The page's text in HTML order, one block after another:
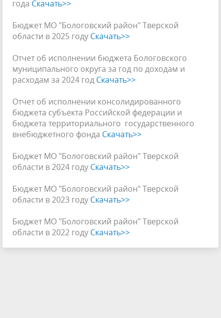
года Скачать>>
Бюджет МО "Бологовский район" Тверской
области в 2025 году Скачать>>
Отчет об исполнении бюджета Бологовского
муниципального округа за год по доходам и
расходам за 2024 год Скачать>>
Отчет об исполнении консолидированного
бюджета субъекта Российской федерации и
бюджета территориального государственного
внебюджетного фонда Скачать>>
Бюджет МО "Бологовский район" Тверской
области в 2024 году Скачать>>
Бюджет МО "Бологовский район" Тверской
области в 2023 году Скачать>>
Бюджет МО "Бологовский район" Тверской
области в 2022 году Скачать>>